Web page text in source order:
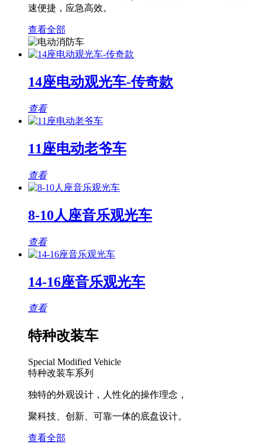
速便捷，应急高效。
查看全部
14座电动观光车-传奇款
查看
11座电动老爷车
查看
8-10人座音乐观光车
查看
14-16座音乐观光车
查看
特种改装车
Special Modified Vehicle
特种改装车系列
独特的外观设计，人性化的操作理念，
聚科技、创新、可靠一体的底盘设计。
查看全部